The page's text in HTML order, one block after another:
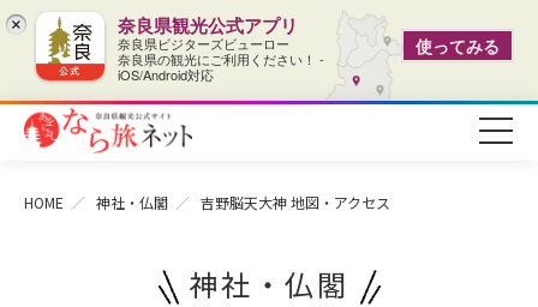
× 奈良県観光公式アプリ
奈良県ビジターズビューロー
奈良県の観光にご利用ください！ -
iOS/Android対応
使ってみる
HOME 神社・仏閣 吉野脳天大神地図・アクセス
神社・仏閣